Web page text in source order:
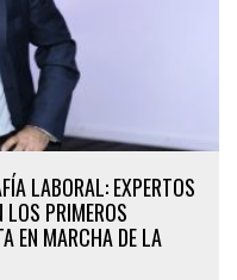
LABORAL: EXPERTOS
PRIMEROS
EN MARCHA DE LA